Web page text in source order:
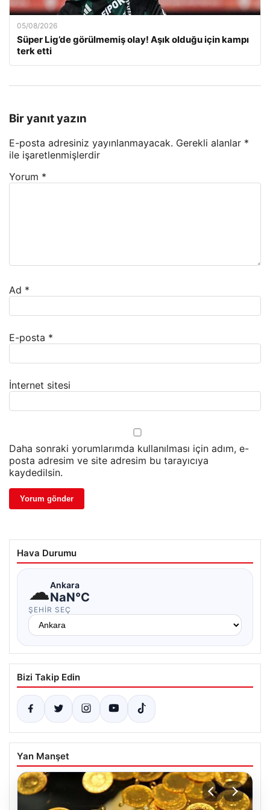
05/08/2026
Süper Lig’de görülmemiş olay! Aşık olduğu için kampı
terk etti
Bir yanıt yazın
E-posta adresiniz yayınlanmayacak. Gerekli alanlar *
ile işaretlenmişlerdir
Yorum *
Ad *
E-posta *
İnternet sitesi
Daha sonraki yorumlarımda kullanılması için adım, e-
posta adresim ve site adresim bu tarayıcıya
kaydedilsin.
Hava Durumu
☁Ankara
NaN°C
ŞEHIR SEÇ
Bizi Takip Edin
Yan Manşet